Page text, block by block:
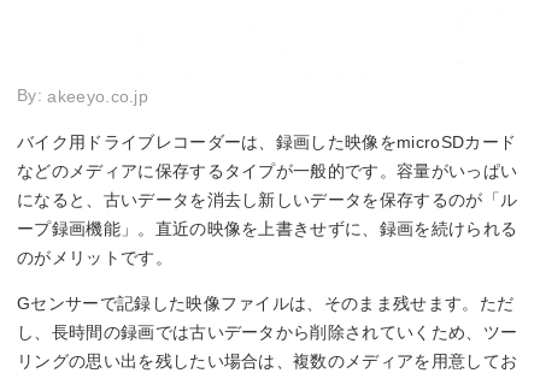
By:akeeyo.co.jp
バイク用ドライブレコーダーは、録画した映像をmicroSDカード
などのメディアに保存するタイプが一般的です。容量がいっぱい
になると、古いデータを消去し新しいデータを保存するのが「ル
ープ録画機能」。直近の映像を上書きせずに、録画を続けられる
のがメリットです。
Gセンサーで記録した映像ファイルは、そのまま残せます。ただ
し、長時間の録画では古いデータから削除されていくため、ツー
リングの思い出を残したい場合は、複数のメディアを用意してお